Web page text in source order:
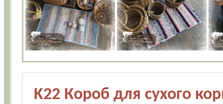
K22 Короб для сухого